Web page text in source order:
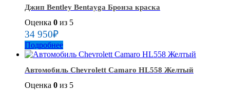
Джип Bentley Bentayga Бронза краска
Оценка 0 из 5
34 950₽
Подробнее
Автомобиль Chevrolett Camarо HL558 Желтый
Оценка 0 из 5